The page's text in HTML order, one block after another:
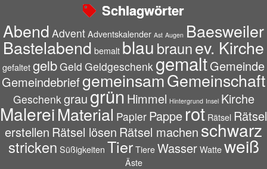
Schlagwörter
Abend AdventAdventskalender Ast Augen Baesweiler
Bastelabend bemalt blau braunev. Kirche
gefaltetgelbGeld Geldgeschenk gemaltGemeinde
GemeindebriefgemeinsamGemeinschaft
Geschenkgraugrün Himmel Hintergrund Insel Kirche
MalereiMaterial Papier Pappe rot Rätsel Rätsel
erstellen Rätsel lösen Rätsel machen schwarz
stricken Süßigkeiten Tier Tiere Wasser Watte weiß
Äste